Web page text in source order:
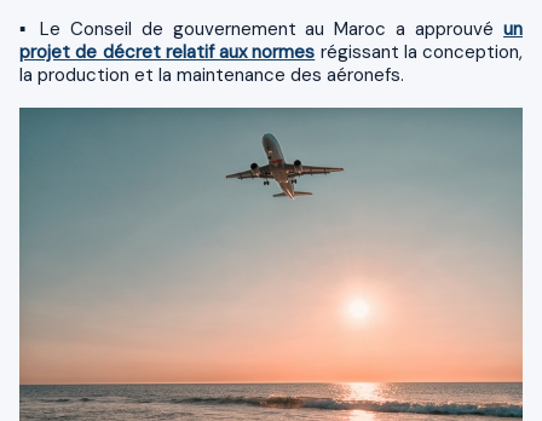
▪ Le Conseil de gouvernement au Maroc a approuvé un
projet de décret relatif aux normes régissant la conception,
la production et la maintenance des aéronefs.